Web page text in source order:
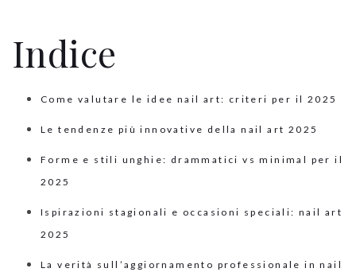
Indice
Come valutare le idee nail art: criteri per il 2025
Le tendenze più innovative della nail art 2025
Forme e stili unghie: drammatici vs minimal per il
2025
Ispirazioni stagionali e occasioni speciali: nail art
2025
La verità sull’aggiornamento professionale in nail